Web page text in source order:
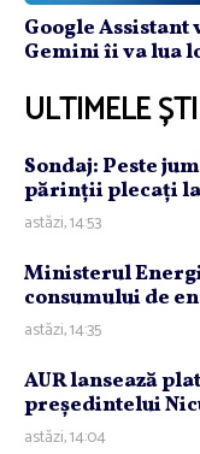
Google
Gemini îi va lua
ULTIMELE
Sondaj: Peste
părinţii plecaţi
astăzi, 14:53
Ministerul
consumului de
astăzi, 14:35
AUR lansează
preşedintelui
astăzi, 14:04